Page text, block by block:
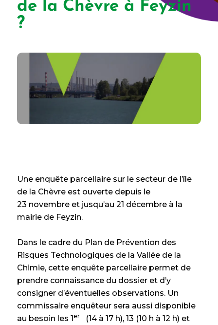
de la Chèvre à Feyzin
?
Une enquête parcellaire sur le secteur de l’île
de la Chèvre est ouverte depuis le
23 novembre et jusqu’au 21 décembre à la
mairie de Feyzin.
Dans le cadre du Plan de Prévention des
Risques Technologiques de la Vallée de la
Chimie, cette enquête parcellaire permet de
prendre connaissance du dossier et d’y
consigner d’éventuelles observations. Un
commissaire enquêteur sera aussi disponible
au besoin les 1er
(14 à 17 h), 13 (10 h à 12 h) et